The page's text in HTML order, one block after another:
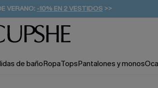
VERANO: -10% EN 2 VESTIDOS >>
& GANAR -10% EXTRA!
A PARTIR DE 49 € >>
de bañoRopaTopsPantalones y monos